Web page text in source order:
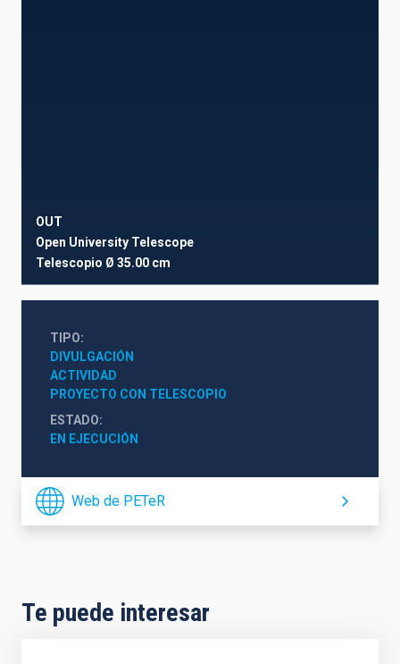
OUT
Open University Telescope
Telescopio Ø 35.00 cm
TIPO
DIVULGACIÓN
ACTIVIDAD
PROYECTO CON TELESCOPIO
ESTADO
EN EJECUCIÓN
Web de PETeR
Te puede interesar